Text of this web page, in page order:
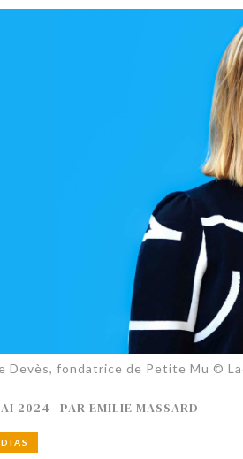
Devès, fondatrice de Petite Mu ©
2024- PAREMILIE MASSARD